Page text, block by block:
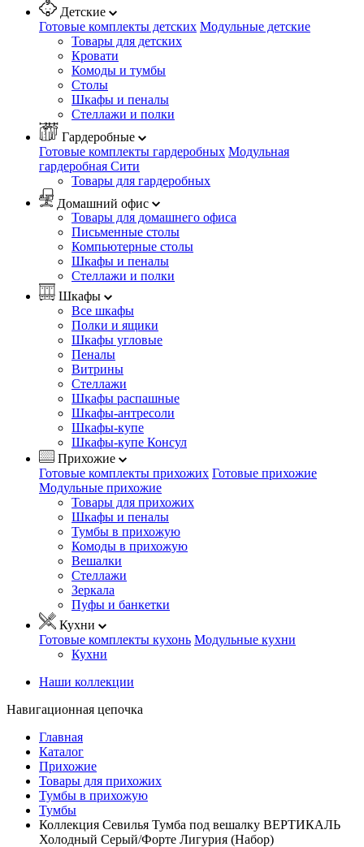
Детские
Готовые комплекты детских Модульные детские
Товары для детских
Кровати
Комоды и тумбы
Столы
Шкафы и пеналы
Стеллажи и полки
Гардеробные
Готовые комплекты гардеробных Модульная
гардеробная Сити
Товары для гардеробных
Домашний офис
Товары для домашнего офиса
Письменные столы
Компьютерные столы
Шкафы и пеналы
Стеллажи и полки
Шкафы
Все шкафы
Полки и ящики
Шкафы угловые
Пеналы
Витрины
Стеллажи
Шкафы распашные
Шкафы-антресоли
Шкафы-купе
Шкафы-купе Консул
Прихожие
Готовые комплекты прихожих Готовые прихожие
Модульные прихожие
Товары для прихожих
Шкафы и пеналы
Тумбы в прихожую
Комоды в прихожую
Вешалки
Стеллажи
Зеркала
Пуфы и банкетки
Кухни
Готовые комплекты кухонь Модульные кухни
Кухни
Наши коллекции
Навигационная цепочка
Главная
Каталог
Прихожие
Товары для прихожих
Тумбы в прихожую
Тумбы
Коллекция Севилья Тумба под вешалку ВЕРТИКАЛЬ
Холодный Серый/Форте Лигурия (Набор)